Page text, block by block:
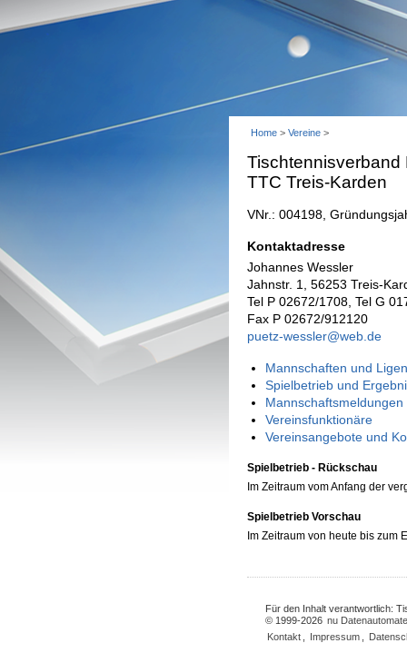
Home > Vereine >
Tischtennisverband
TTC Treis-Karden
VNr.: 004198,
Kontaktadresse
Johannes Wessler
Jahnstr. 1, 56253 Treis-
Tel P 02672/1708, Tel G
Fax P 02672/912120
puetz-wessler@web.de
Mannschaften und
Spielbetrieb und
Vereinsfunktionäre
Vereinsangebote und
Spielbetrieb - Rückschau
Im Zeitraum vom Anfang der
Spielbetrieb Vorschau
Im Zeitraum von heute bis zum
Für den Inhalt verantwortlich:
© 1999-2026 nu
Kontakt
Impressum